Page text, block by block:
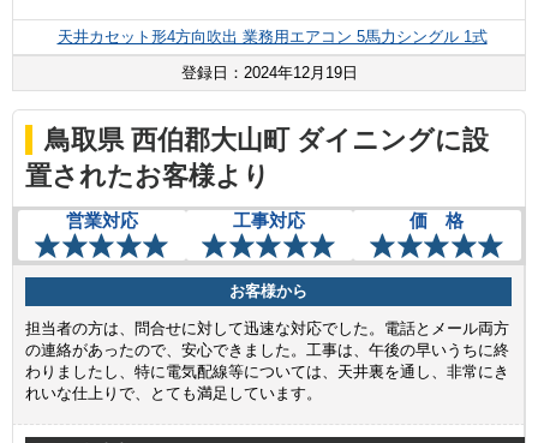
天井カセット形4方向吹出 業務用エアコン 5馬力シングル 1式
登録日：2024年12月19日
鳥取県 西伯郡大山町 ダイニングに設
置されたお客様より
営業対応 工事対応 価 格
お客様から
担当者の方は、問合せに対して迅速な対応でした。電話とメール両方
の連絡があったので、安心できました。工事は、午後の早いうちに終
わりましたし、特に電気配線等については、天井裏を通し、非常にき
れいな仕上りで、とても満足しています。